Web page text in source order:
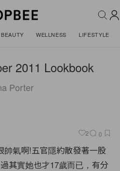
BEAUTY WELLNESS LIFESTYLE
2011 Lookbook
Porter
2 0
氣啊!五官隱約散發著一股
其實她也才17歲而已，有分